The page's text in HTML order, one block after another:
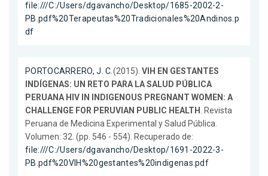
file:///C:/Users/dgavancho/Desktop/1685-2002-2-
PB.pdf%20Terapeutas%20Tradicionales%20Andinos.p
df
PORTOCARRERO, J. C.(2015). VIH EN GESTANTES
INDÍGENAS: UN RETO PARA LA SALUD PÚBLICA
PERUANA HIV IN INDIGENOUS PREGNANT WOMEN: A
CHALLENGE FOR PERUVIAN PUBLIC HEALTH . Revista
Peruana de Medicina Experimental y Salud Pública.
Volumen: 32. (pp. 546 - 554). Recuperado de:
file:///C:/Users/dgavancho/Desktop/1691-2022-3-
PB.pdf%20VIH%20gestantes%20indigenas.pdf